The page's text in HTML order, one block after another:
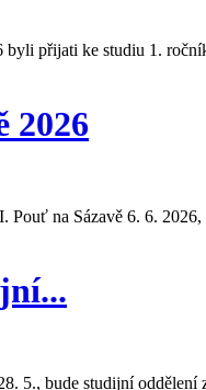
přijati ke studiu 1.
2026
na Sázavě 6. 6.
5., bude studijní